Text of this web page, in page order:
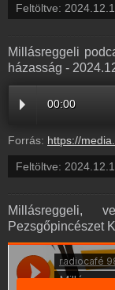
Feltöltve:
Millásreggeli
házasság -
00:00
Forrás: https://media.blubrry.com/millasreggeli/
Feltöltve:
Millásreggeli,
Pezsgőpincészet